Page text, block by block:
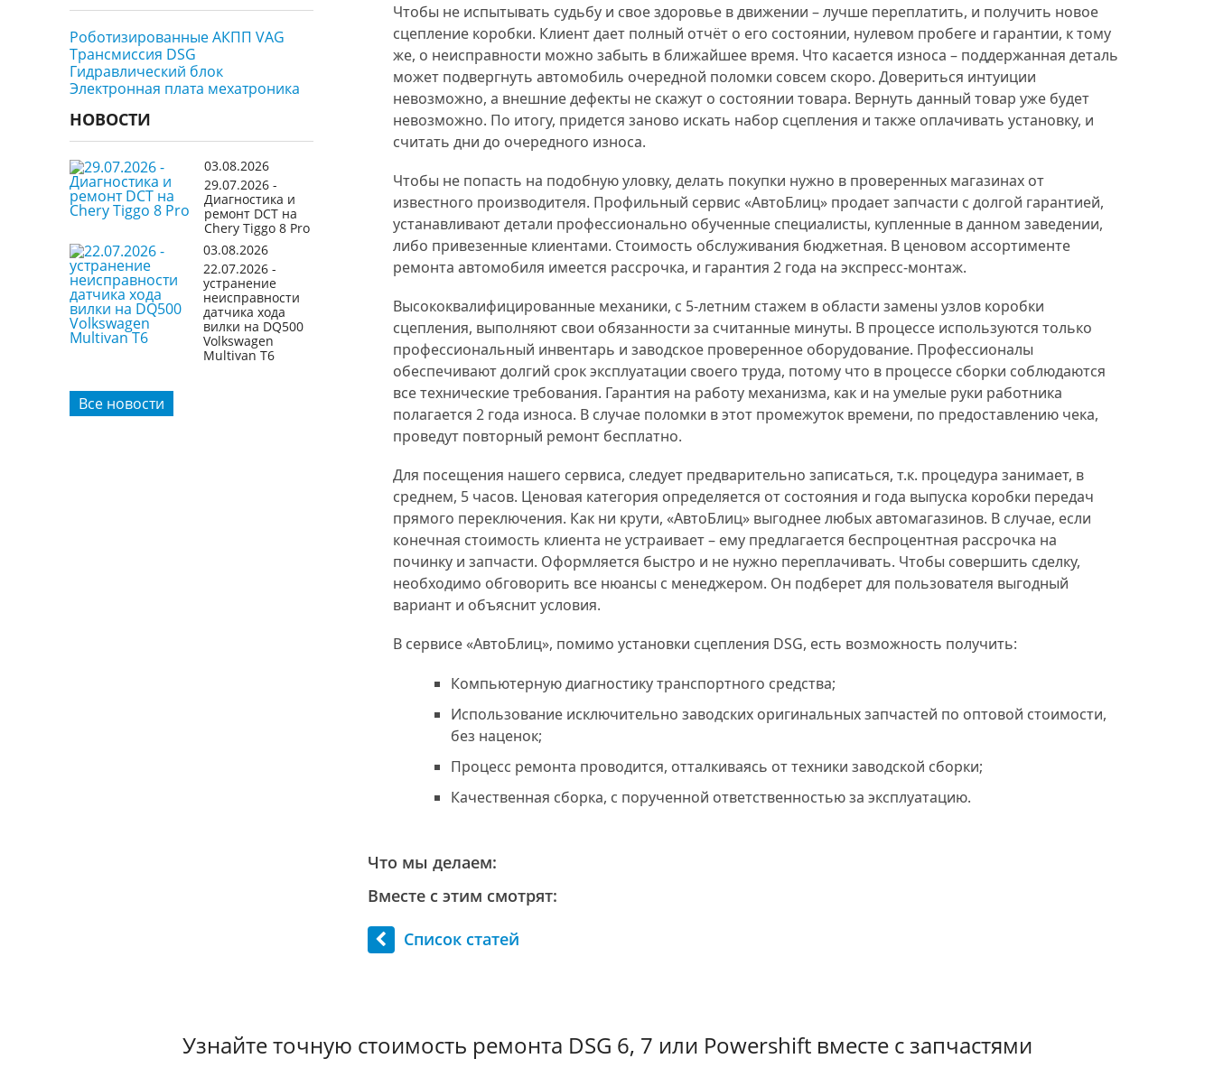
Роботизированные АКПП VAG
Трансмиссия DSG
Гидравлический блок
Электронная плата мехатроника
НОВОСТИ
03.08.2026
29.07.2026 -
Диагностика и
ремонт DCT на
Chery Tiggo 8 Pro
03.08.2026
22.07.2026 -
устранение
неисправности
датчика хода
вилки на DQ500
Volkswagen
Multivan T6
Все новости
Чтобы не испытывать судьбу и свое здоровье в движении – лучше переплатить, и получить новое
сцепление коробки. Клиент дает полный отчёт о его состоянии, нулевом пробеге и гарантии, к тому
же, о неисправности можно забыть в ближайшее время. Что касается износа – поддержанная деталь
может подвергнуть автомобиль очередной поломки совсем скоро. Довериться интуиции
невозможно, а внешние дефекты не скажут о состоянии товара. Вернуть данный товар уже будет
невозможно. По итогу, придется заново искать набор сцепления и также оплачивать установку, и
считать дни до очередного износа.
Чтобы не попасть на подобную уловку, делать покупки нужно в проверенных магазинах от
известного производителя. Профильный сервис «АвтоБлиц» продает запчасти с долгой гарантией,
устанавливают детали профессионально обученные специалисты, купленные в данном заведении,
либо привезенные клиентами. Стоимость обслуживания бюджетная. В ценовом ассортименте
ремонта автомобиля имеется рассрочка, и гарантия 2 года на экспресс-монтаж.
Высококвалифицированные механики, с 5-летним стажем в области замены узлов коробки
сцепления, выполняют свои обязанности за считанные минуты. В процессе используются только
профессиональный инвентарь и заводское проверенное оборудование. Профессионалы
обеспечивают долгий срок эксплуатации своего труда, потому что в процессе сборки соблюдаются
все технические требования. Гарантия на работу механизма, как и на умелые руки работника
полагается 2 года износа. В случае поломки в этот промежуток времени, по предоставлению чека,
проведут повторный ремонт бесплатно.
Для посещения нашего сервиса, следует предварительно записаться, т.к. процедура занимает, в
среднем, 5 часов. Ценовая категория определяется от состояния и года выпуска коробки передач
прямого переключения. Как ни крути, «АвтоБлиц» выгоднее любых автомагазинов. В случае, если
конечная стоимость клиента не устраивает – ему предлагается беспроцентная рассрочка на
починку и запчасти. Оформляется быстро и не нужно переплачивать. Чтобы совершить сделку,
необходимо обговорить все нюансы с менеджером. Он подберет для пользователя выгодный
вариант и объяснит условия.
В сервисе «АвтоБлиц», помимо установки сцепления DSG, есть возможность получить:
Компьютерную диагностику транспортного средства;
Использование исключительно заводских оригинальных запчастей по оптовой стоимости,
без наценок;
Процесс ремонта проводится, отталкиваясь от техники заводской сборки;
Качественная сборка, с порученной ответственностью за эксплуатацию.
Что мы делаем:
Вместе с этим смотрят:
Список статей
Узнайте точную стоимость ремонта DSG 6, 7 или Powershift вместе с запчастями